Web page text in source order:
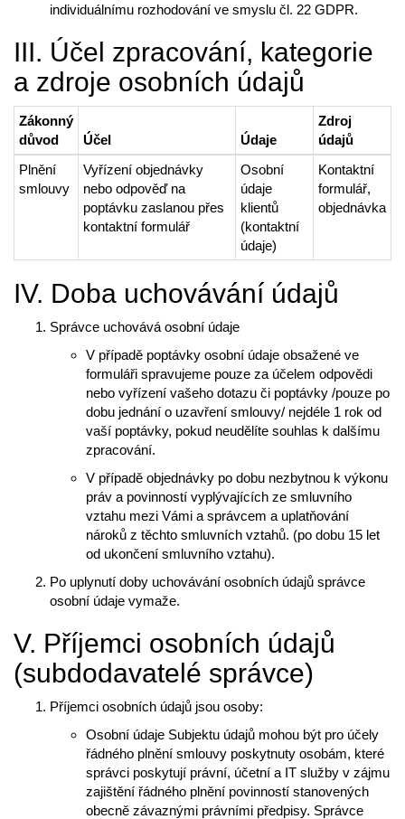
individuálnímu rozhodování ve smyslu čl. 22 GDPR.
III. Účel zpracování, kategorie
a zdroje osobních údajů
Zákonný
důvod
Účel Údaje
Zdroj
údajů
Plnění
smlouvy
Vyřízení objednávky
nebo odpověď na
poptávku zaslanou přes
kontaktní formulář
Osobní
údaje
klientů
(kontaktní
údaje)
Kontaktní
formulář,
objednávka
IV. Doba uchovávání údajů
Správce uchovává osobní údaje
V případě poptávky osobní údaje obsažené ve
formuláři spravujeme pouze za účelem odpovědi
nebo vyřízení vašeho dotazu či poptávky /pouze po
dobu jednání o uzavření smlouvy/ nejdéle 1 rok od
vaší poptávky, pokud neudělíte souhlas k dalšímu
zpracování.
V případě objednávky po dobu nezbytnou k výkonu
práv a povinností vyplývajících ze smluvního
vztahu mezi Vámi a správcem a uplatňování
nároků z těchto smluvních vztahů. (po dobu 15 let
od ukončení smluvního vztahu).
Po uplynutí doby uchovávání osobních údajů správce
osobní údaje vymaže.
V. Příjemci osobních údajů
(subdodavatelé správce)
Příjemci osobních údajů jsou osoby:
Osobní údaje Subjektu údajů mohou být pro účely
řádného plnění smlouvy poskytnuty osobám, které
správci poskytují právní, účetní a IT služby v zájmu
zajištění řádného plnění povinností stanovených
obecně závaznými právními předpisy. Správce